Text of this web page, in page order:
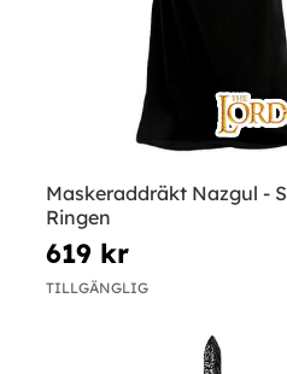
Maskeraddräkt Nazgul -
Ringen
619 kr
TILLGÄNGLIG